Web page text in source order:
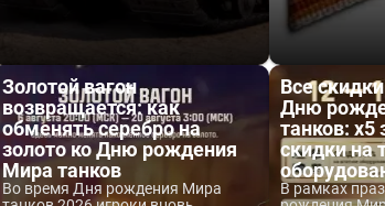
Золотой вагон
возвращается: как
обменять серебро на
золото ко Дню рождения
Мира танков
Во время Дня рождения Мира
Все
Дню
танков: x5
скидки на
В рамках